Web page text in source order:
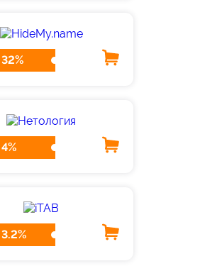
32%
4%
3.2%